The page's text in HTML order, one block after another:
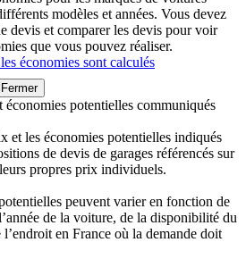
modèles et années. Vous devez
devis et comparer les devis pour voir
que vous pouvez réaliser.
économies sont calculés
Fermer
potentielles communiqués
et les économies potentielles indiqués
de devis de garages référencés sur
propres prix individuels.
peuvent varier en fonction de
de la voiture, de la disponibilité du
en France où la demande doit